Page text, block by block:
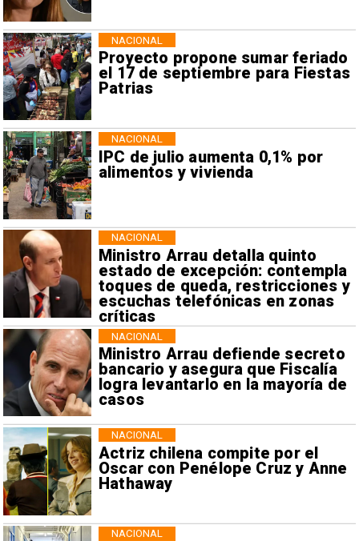
Proyecto propone sumar feriado
el 17 de septiembre para Fiestas
Patrias
NACIONAL
IPC de julio aumenta 0,1% por
alimentos y vivienda
NACIONAL
Ministro Arrau detalla quinto
estado de excepción: contempla
toques de queda, restricciones y
escuchas telefónicas en zonas
críticas
NACIONAL
Ministro Arrau defiende secreto
bancario y asegura que Fiscalía
logra levantarlo en la mayoría de
casos
NACIONAL
Actriz chilena compite por el
Oscar con Penélope Cruz y Anne
Hathaway
NACIONAL
NACIONAL